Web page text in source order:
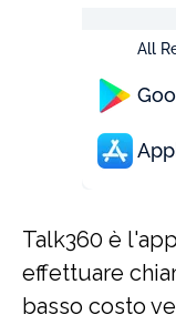
All
Talk360 è
effettuare
basso costo